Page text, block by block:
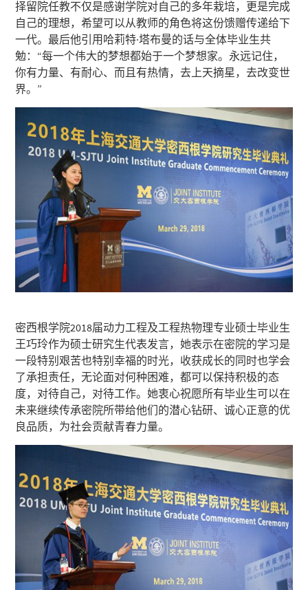
择留院任教不仅是感谢学院对自己的多年栽培，更是完成
自己的理想，希望可以从教师的角色将这份馈赠传递给下
一代。最后他引用哈莉特·塔布曼的话与全体毕业生共
勉：“每一个伟大的梦想都始于一个梦想家。永远记住，
你有力量、有耐心、而且有热情，去上天摘星，去改变世
界。”
密西根学院2018届动力工程及工程热物理专业硕士毕业生
王巧玲作为硕士研究生代表发言，她表示在密院的学习是
一段特别艰苦也特别幸福的时光，收获成长的同时也学会
了承担责任，无论面对何种困难，都可以保持积极的态
度，对待自己，对待工作。她衷心祝愿所有毕业生可以在
未来继续传承密院所带给他们的潜心钻研、诚心正意的优
良品质，为社会贡献青春力量。